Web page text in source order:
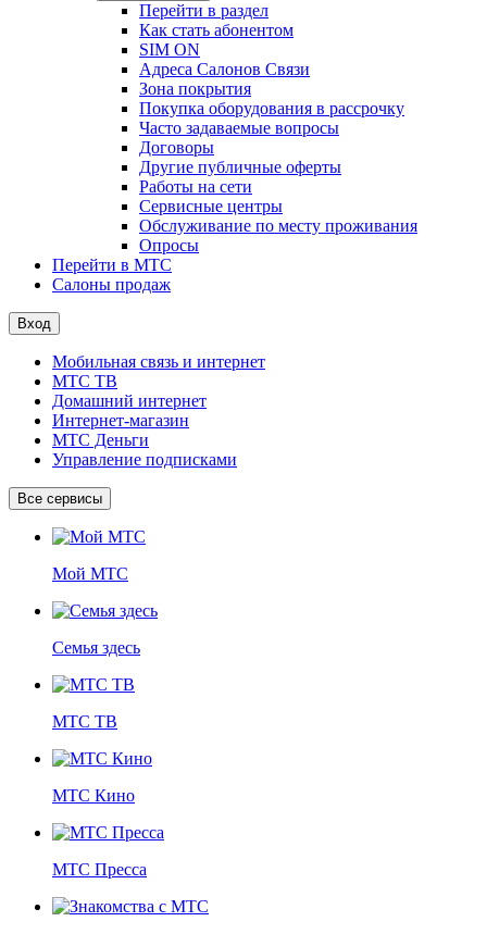
Перейти в раздел
Как стать абонентом
SIM ON
Адреса Салонов Связи
Зона покрытия
Покупка оборудования в рассрочку
Часто задаваемые вопросы
Договоры
Другие публичные оферты
Работы на сети
Сервисные центры
Обслуживание по месту проживания
Опросы
Перейти в МТС
Салоны продаж
Вход
Мобильная связь и интернет
МТС ТВ
Домашний интернет
Интернет-магазин
МТС Деньги
Управление подписками
Все сервисы
Мой МТС
Семья здесь
МТС ТВ
МТС Кино
МТС Пресса